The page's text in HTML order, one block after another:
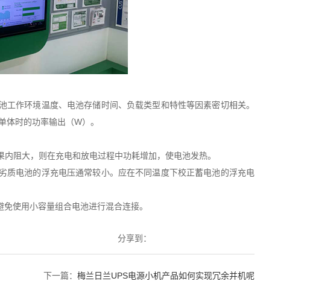
作环境温度、电池存储时间、负载类型和特性等因素密切相关。
时的功率输出（W）。
阻大，则在充电和放电过程中功耗增加，使电池发热。
电池的浮充电压通常较小。应在不同温度下校正蓄电池的浮充电
使用小容量组合电池进行混合连接。
分享到：
下一篇： 梅兰日兰UPS电源小机产品如何实现冗余并机呢